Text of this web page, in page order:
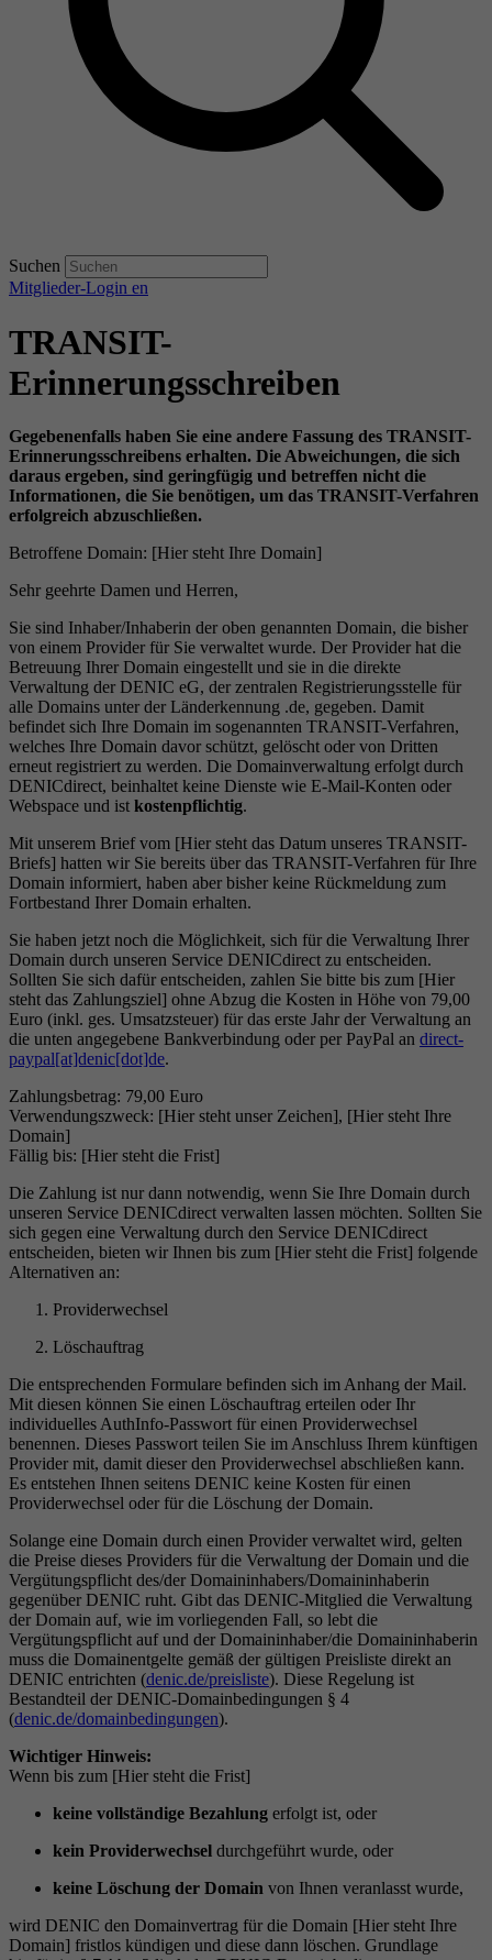
Suchen
Mitglieder-Login en
TRANSIT-
Erinnerungsschreiben
Gegebenenfalls haben Sie eine andere Fassung des TRANSIT-
Erinnerungsschreibens erhalten. Die Abweichungen, die sich
daraus ergeben, sind geringfügig und betreffen nicht die
Informationen, die Sie benötigen, um das TRANSIT-Verfahren
erfolgreich abzuschließen.
Betroffene Domain: [Hier steht Ihre Domain]
Sehr geehrte Damen und Herren,
Sie sind Inhaber/Inhaberin der oben genannten Domain, die bisher
von einem Provider für Sie verwaltet wurde. Der Provider hat die
Betreuung Ihrer Domain eingestellt und sie in die direkte
Verwaltung der DENIC eG, der zentralen Registrierungsstelle für
alle Domains unter der Länderkennung .de, gegeben. Damit
befindet sich Ihre Domain im sogenannten TRANSIT-Verfahren,
welches Ihre Domain davor schützt, gelöscht oder von Dritten
erneut registriert zu werden. Die Domainverwaltung erfolgt durch
DENICdirect, beinhaltet keine Dienste wie E-Mail-Konten oder
Webspace und ist kostenpflichtig.
Mit unserem Brief vom [Hier steht das Datum unseres TRANSIT-
Briefs] hatten wir Sie bereits über das TRANSIT-Verfahren für Ihre
Domain informiert, haben aber bisher keine Rückmeldung zum
Fortbestand Ihrer Domain erhalten.
Sie haben jetzt noch die Möglichkeit, sich für die Verwaltung Ihrer
Domain durch unseren Service DENICdirect zu entscheiden.
Sollten Sie sich dafür entscheiden, zahlen Sie bitte bis zum [Hier
steht das Zahlungsziel] ohne Abzug die Kosten in Höhe von 79,00
Euro (inkl. ges. Umsatzsteuer) für das erste Jahr der Verwaltung an
die unten angegebene Bankverbindung oder per PayPal an direct-
paypal[at]denic[dot]de.
Zahlungsbetrag: 79,00 Euro
Verwendungszweck: [Hier steht unser Zeichen], [Hier steht Ihre
Domain]
Fällig bis: [Hier steht die Frist]
Die Zahlung ist nur dann notwendig, wenn Sie Ihre Domain durch
unseren Service DENICdirect verwalten lassen möchten. Sollten Sie
sich gegen eine Verwaltung durch den Service DENICdirect
entscheiden, bieten wir Ihnen bis zum [Hier steht die Frist] folgende
Alternativen an:
Providerwechsel
Löschauftrag
Die entsprechenden Formulare befinden sich im Anhang der Mail.
Mit diesen können Sie einen Löschauftrag erteilen oder Ihr
individuelles AuthInfo-Passwort für einen Providerwechsel
benennen. Dieses Passwort teilen Sie im Anschluss Ihrem künftigen
Provider mit, damit dieser den Providerwechsel abschließen kann.
Es entstehen Ihnen seitens DENIC keine Kosten für einen
Providerwechsel oder für die Löschung der Domain.
Solange eine Domain durch einen Provider verwaltet wird, gelten
die Preise dieses Providers für die Verwaltung der Domain und die
Vergütungspflicht des/der Domaininhabers/Domaininhaberin
gegenüber DENIC ruht. Gibt das DENIC-Mitglied die Verwaltung
der Domain auf, wie im vorliegenden Fall, so lebt die
Vergütungspflicht auf und der Domaininhaber/die Domaininhaberin
muss die Domainentgelte gemäß der gültigen Preisliste direkt an
DENIC entrichten (denic.de/preisliste). Diese Regelung ist
Bestandteil der DENIC-Domainbedingungen § 4
(denic.de/domainbedingungen).
Wichtiger Hinweis:
Wenn bis zum [Hier steht die Frist]
keine vollständige Bezahlung erfolgt ist, oder
kein Providerwechsel durchgeführt wurde, oder
keine Löschung der Domain von Ihnen veranlasst wurde,
wird DENIC den Domainvertrag für die Domain [Hier steht Ihre
Domain] fristlos kündigen und diese dann löschen. Grundlage